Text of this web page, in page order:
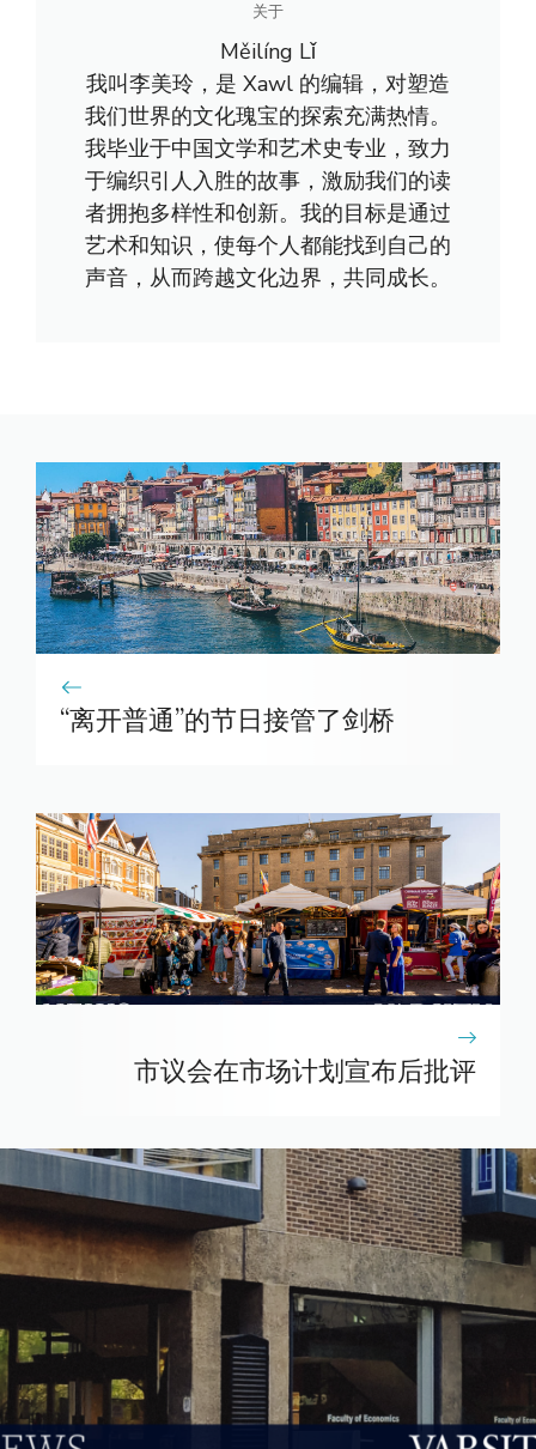
关于
Měilíng Lǐ
我叫李美玲，是 Xawl 的编辑，对塑造
我们世界的文化瑰宝的探索充满热情。
我毕业于中国文学和艺术史专业，致力
于编织引人入胜的故事，激励我们的读
者拥抱多样性和创新。我的目标是通过
艺术和知识，使每个人都能找到自己的
声音，从而跨越文化边界，共同成长。
“离开普通”的节日接管了剑桥
市议会在市场计划宣布后批评